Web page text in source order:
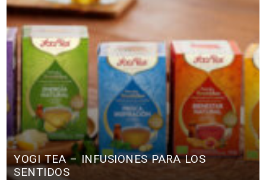
YOGI TEA – INFUSIONES PARA LOS
SENTIDOS